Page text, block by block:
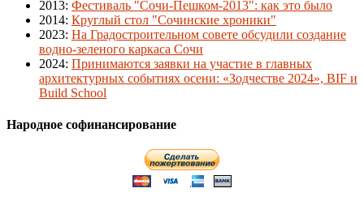
2013: Фестиваль "Сочи-Пешком-2013": как это было
2014: Круглый стол "Сочинские хроники"
2023: На Градостроительном совете обсудили создание
водно-зеленого каркаса Сочи
2024: Принимаются заявки на участие в главных
архитектурных событиях осени: «Зодчестве 2024», BIF и
Build School
Народное софинансирование